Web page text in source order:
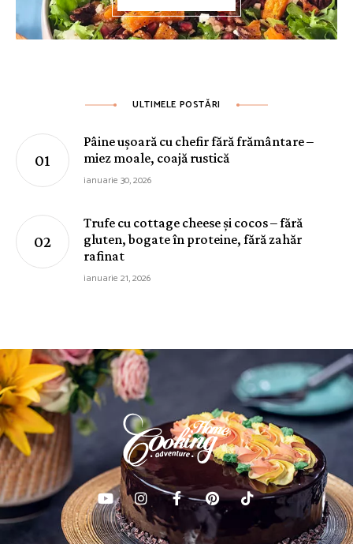
ULTIMELE POSTĂRI
Pâine ușoară cu chefir fără frământare –
miez moale, coajă rustică
ianuarie 30, 2026
Trufe cu cottage cheese și cocos – fără
gluten, bogate în proteine, fără zahăr
rafinat
ianuarie 21, 2026